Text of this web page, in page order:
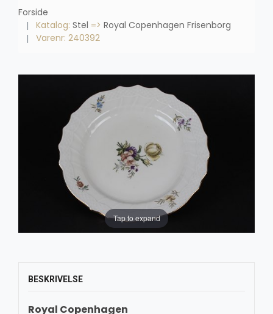
Forside
Katalog: Stel => Royal Copenhagen Frisenborg
Varenr: 240392
Tap to expand
BESKRIVELSE
Royal Copenhagen